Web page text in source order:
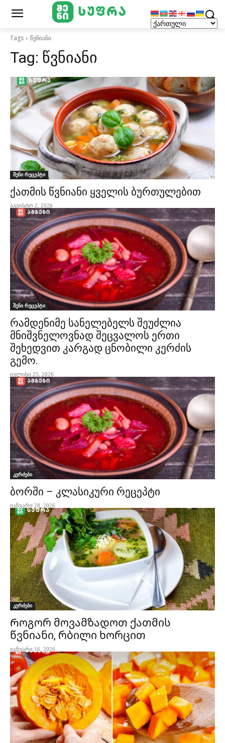
Tags წვნიანი
Tag: წვნიანი
შენი რეცეპტი
ქათმის წვნიანი ყველის ბურთულებით
აგვისტო 2, 2026
შენი რეცეპტი
რამდენიმე სანელებელს შეუძლია
მნიშვნელოვნად შეცვალოს ერთი
შეხედვით კარგად ცნობილი კერძის
გემო.
ივლისი 25, 2026
კერძები
ბორში – კლასიკური რეცეპტი
იანვარი 28, 2026
კერძები
Როგორ მოვამზადოთ ქათმის
წვნიანი, რბილი ხორცით
იანვარი 16, 2026